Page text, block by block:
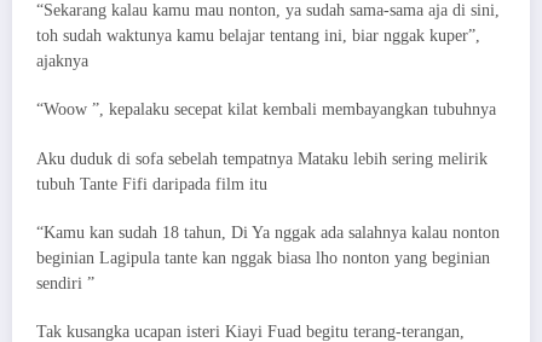
“Sekarang kalau kamu mau nonton, ya sudah sama-sama aja di sini,
toh sudah waktunya kamu belajar tentang ini, biar nggak kuper”,
ajaknya
“Woow ”, kepalaku secepat kilat kembali membayangkan tubuhnya
Aku duduk di sofa sebelah tempatnya Mataku lebih sering melirik
tubuh Tante Fifi daripada film itu
“Kamu kan sudah 18 tahun, Di Ya nggak ada salahnya kalau nonton
beginian Lagipula tante kan nggak biasa lho nonton yang beginian
sendiri ”
Tak kusangka ucapan isteri Kiayi Fuad begitu terang-terangan,